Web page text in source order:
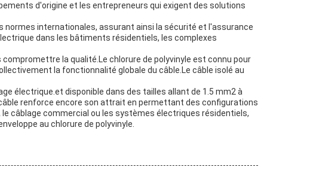
d'origine et les entrepreneurs qui exigent des solutions
normes internationales, assurant ainsi la sécurité et l'assurance
dans les bâtiments résidentiels, les complexes
la qualité.Le chlorure de polyvinyle est connu pour
la fonctionnalité globale du câble.Le câble isolé au
électrique.et disponible dans des tailles allant de 1.5 mm2 à
renforce encore son attrait en permettant des configurations
câblage commercial ou les systèmes électriques résidentiels,
au chlorure de polyvinyle.